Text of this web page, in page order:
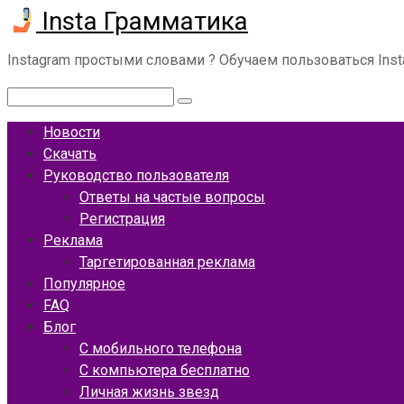
Перейти
к
контенту
Insta Грамматика
Instagram простыми словами ? Обучаем пользоваться
Новости
Скачать
Руководство пользователя
Ответы на частые вопросы
Регистрация
Реклама
Таргетированная реклама
Популярное
FAQ
Блог
С мобильного телефона
С компьютера бесплатно
Личная жизнь звезд